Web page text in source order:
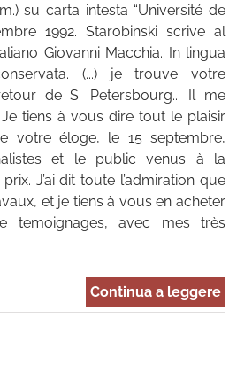
su carta intesta “Université de
1992. Starobinski scrive al
Giovanni Macchia. In lingua
(...) je trouve votre
de S. Petersbourg... Il me
tiens à vous dire tout le plaisir
votre éloge, le 15 septembre,
et le public venus à la
J’ai dit toute l’admiration que
et je tiens à vous en acheter
temoignages, avec mes très
Continua a leggere